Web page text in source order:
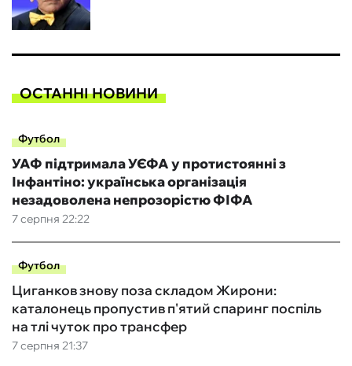
ОСТАННІ НОВИНИ
Футбол
7 серпня 22:22
УАФ підтримала УЄФА у протистоянні з
Інфантіно: українська організація
незадоволена непрозорістю ФІФА
Футбол
7 серпня 21:37
Циганков знову поза складом Жирони:
каталонець пропустив п'ятий спаринг поспіль
на тлі чуток про трансфер